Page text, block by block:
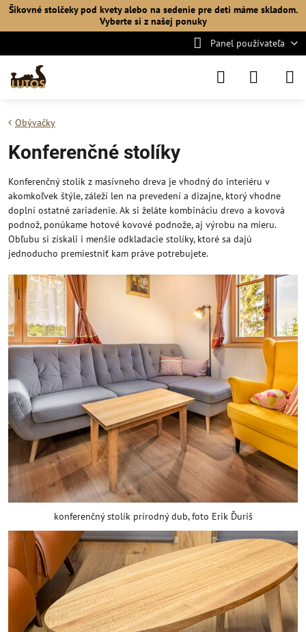
Šikovné stolčeky pod kvety alebo na sedenie pre deti máme skladom.
Vyberte si z našej ponuky
Panel používateľa
Obývačky
Konferenčné stolíky
Konferenčný stolík z masívneho dreva je vhodný do interiéru v
akomkoľvek štýle, záleží len na prevedení a dizajne, ktorý vhodne
doplní ostatné zariadenie. Ak si želáte kombináciu drevo a kovová
podnož, ponúkame hotové kovové podnože, aj výrobu na mieru.
Obľubu si získali i menšie odkladacie stolíky, ktoré sa dajú
jednoducho premiestniť kam práve potrebujete.
konferenčný stolík prírodný dub, foto Erik Ďuriš